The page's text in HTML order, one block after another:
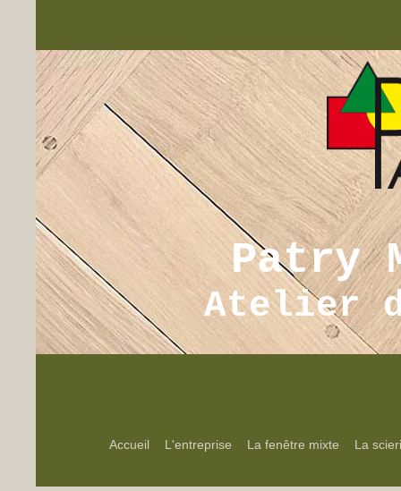
Patry
Atelier
Accueil L'entreprise La fenêtre mixte La